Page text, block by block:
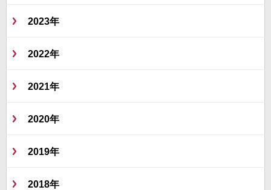
2023年
2022年
2021年
2020年
2019年
2018年